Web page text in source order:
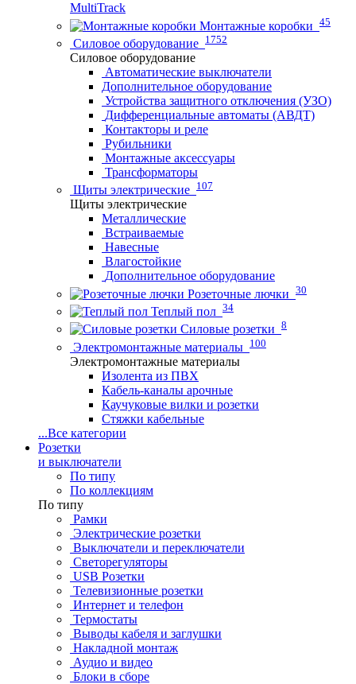
MultiTrack
Монтажные коробки 45
Силовое оборудование 1752
Силовое оборудование
Автоматические выключатели
Дополнительное оборудование
Устройства защитного отключения (УЗО)
Дифференциальные автоматы (АВДТ)
Контакторы и реле
Рубильники
Монтажные аксессуары
Трансформаторы
Щиты электрические 107
Щиты электрические
Металлические
Встраиваемые
Навесные
Влагостойкие
Дополнительное оборудование
Розеточные лючки 30
Теплый пол 34
Силовые розетки 8
Электромонтажные материалы 100
Электромонтажные материалы
Изолента из ПВХ
Кабель-каналы арочные
Каучуковые вилки и розетки
Стяжки кабельные
...Все категории
Розетки
и выключатели
По типу
По коллекциям
По типу
Рамки
Электрические розетки
Выключатели и переключатели
Светорегуляторы
USB Розетки
Телевизионные розетки
Интернет и телефон
Термостаты
Выводы кабеля и заглушки
Накладной монтаж
Аудио и видео
Блоки в сборе